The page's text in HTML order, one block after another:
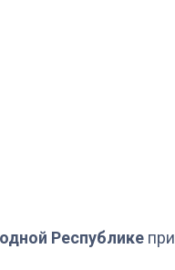
Республике при